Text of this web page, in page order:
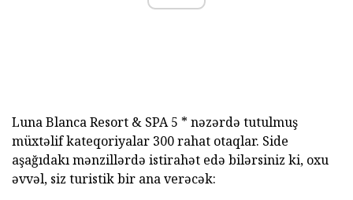
Luna Blanca Resort & SPA 5 * nəzərdə tutulmuş
müxtəlif kateqoriyalar 300 rahat otaqlar. Side
aşağıdakı mənzillərdə istirahət edə bilərsiniz ki, oxu
əvvəl, siz turistik bir ana verəcək: